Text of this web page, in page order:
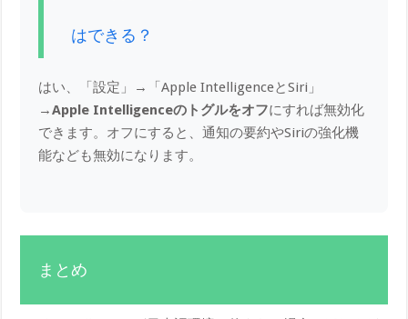
はできる？
はい、「設定」→「Apple IntelligenceとSiri」
→Apple Intelligenceのトグルをオフにすれば無効化
できます。オフにすると、通知の要約やSiriの強化機
能なども無効になります。
まとめ